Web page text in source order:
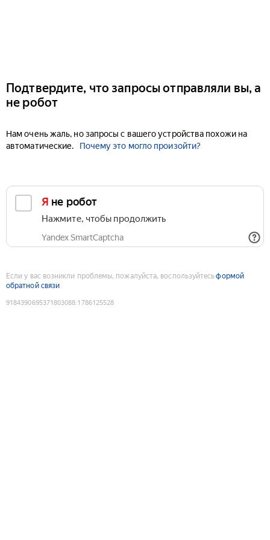
Подтвердите, что запросы отправляли вы, а
не робот
Нам очень жаль, но запросы с вашего устройства похожи на
автоматические.
Почему это могло произойти?
Я не робот
Нажмите, чтобы продолжить
Yandex SmartCaptcha
Если у вас возникли проблемы, пожалуйста, воспользуйтесьформой
обратной связи
9184390695371803088:1786125528